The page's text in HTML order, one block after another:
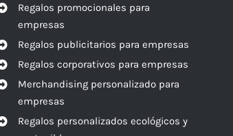
Regalos promocionales para
empresas
Regalos publicitarios para empresas
Regalos corporativos para empresas
Merchandising personalizado para
empresas
Regalos personalizados ecológicos y